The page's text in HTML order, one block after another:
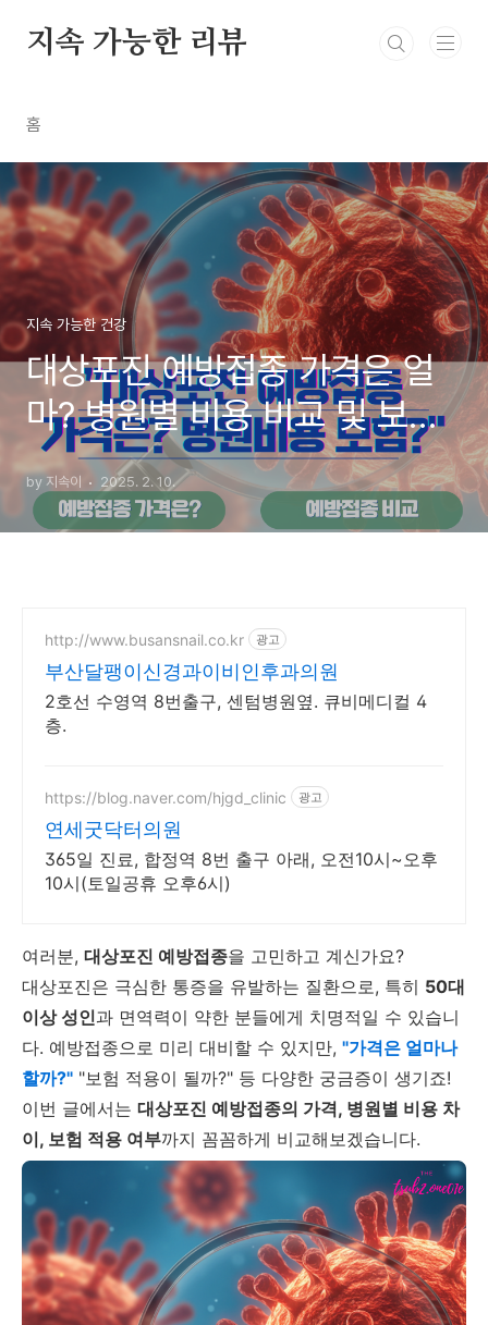
지속 가능한 리뷰
홈
지속 가능한 건강
대상포진 예방접종 가격은 얼
마? 병원별 비용 비교 및 보험
적용 여부
by 지속이 2025. 2. 10.
http://www.busansnail.co.kr 광고
부산달팽이신경과이비인후과의원
2호선 수영역 8번출구, 센텀병원옆. 큐비메디컬 4
층.
https://blog.naver.com/hjgd_clinic 광고
연세굿닥터의원
365일 진료, 합정역 8번 출구 아래, 오전10시~오후
10시(토일공휴 오후6시)
여러분, 대상포진 예방접종을 고민하고 계신가요?
대상포진은 극심한 통증을 유발하는 질환으로, 특히 50대
이상 성인과 면역력이 약한 분들에게 치명적일 수 있습니
다. 예방접종으로 미리 대비할 수 있지만, "가격은 얼마나
할까?" "보험 적용이 될까?" 등 다양한 궁금증이 생기죠!
이번 글에서는 대상포진 예방접종의 가격, 병원별 비용 차
이, 보험 적용 여부까지 꼼꼼하게 비교해보겠습니다.